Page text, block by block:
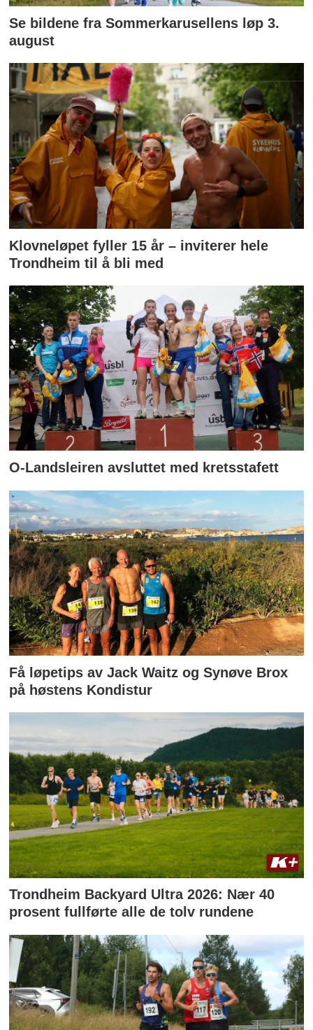
Se bildene fra Sommerkarusellens løp 3.
august
Klovneløpet fyller 15 år – inviterer hele
Trondheim til å bli med
O-Landsleiren avsluttet med kretsstafett
Få løpetips av Jack Waitz og Synøve Brox
på høstens Kondistur
Trondheim Backyard Ultra 2026: Nær 40
prosent fullførte alle de tolv rundene